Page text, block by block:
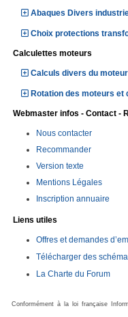
Abaques Divers
Choix protections
Calculettes moteurs
Calculs divers du
Rotation des moteurs et
Webmaster infos - Contact -
Nous contacter
Recommander
Version texte
Mentions Légales
Inscription annuaire
Liens utiles
Offres et demandes
Télécharger des
La Charte du Forum
Conformément à la loi française